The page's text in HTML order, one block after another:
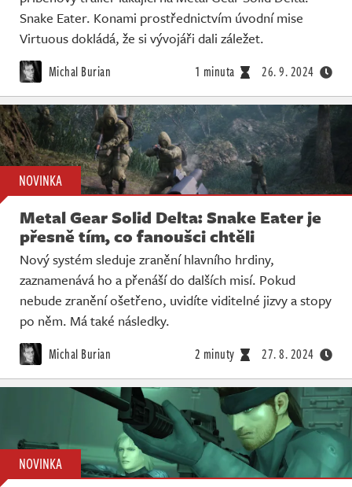
Snake Eater. Konami prostřednictvím úvodní mise
Virtuous dokládá, že si vývojáři dali záležet.
Michal Burian 1 minuta 26. 9. 2024
NOVINKA
Metal Gear Solid Delta: Snake Eater je
přesně tím, co fanoušci chtěli
Nový systém sleduje zranění hlavního hrdiny,
zaznamenává ho a přenáší do dalších misí. Pokud
nebude zranění ošetřeno, uvidíte viditelné jizvy a stopy
po něm. Má také následky.
Michal Burian 2 minuty 27. 8. 2024
NOVINKA